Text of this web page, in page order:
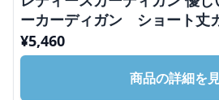
ーカーディガン ショート丈
¥5,460
商品の詳細を